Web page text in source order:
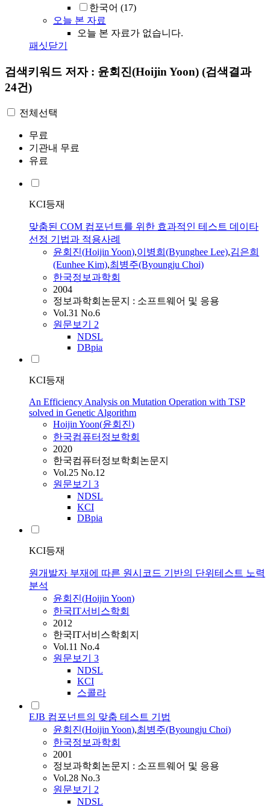
한국어 (17)
오늘 본 자료
오늘 본 자료가 없습니다.
패싯닫기
검색키워드 저자 : 윤회진(Hoijin Yoon) (검색결과
24건)
전체선택
무료
기관내 무료
유료
KCI등재
맞춤된 COM 컴포넌트를 위한 효과적인 테스트 데이타
선정 기법과 적용사례
윤회진(HoijinYoon),이병희(Byunghee Lee),김은희
(Eunhee Kim),최병주(Byoungju Choi)
한국정보과학회
2004
정보과학회논문지 : 소프트웨어 및 응용
Vol.31 No.6
원문보기 2
NDSL
DBpia
KCI등재
An Efficiency Analysis on Mutation Operation with TSP
solved in Genetic Algorithm
HoijinYoon(윤회진)
한국컴퓨터정보학회
2020
한국컴퓨터정보학회논문지
Vol.25 No.12
원문보기 3
NDSL
KCI
DBpia
KCI등재
원개발자 부재에 따른 원시코드 기반의 단위테스트 노력
분석
윤회진(HoijinYoon)
한국IT서비스학회
2012
한국IT서비스학회지
Vol.11 No.4
원문보기 3
NDSL
KCI
스콜라
EJB 컴포넌트의 맞춤 테스트 기법
윤회진(HoijinYoon),최병주(Byoungju Choi)
한국정보과학회
2001
정보과학회논문지 : 소프트웨어 및 응용
Vol.28 No.3
원문보기 2
NDSL